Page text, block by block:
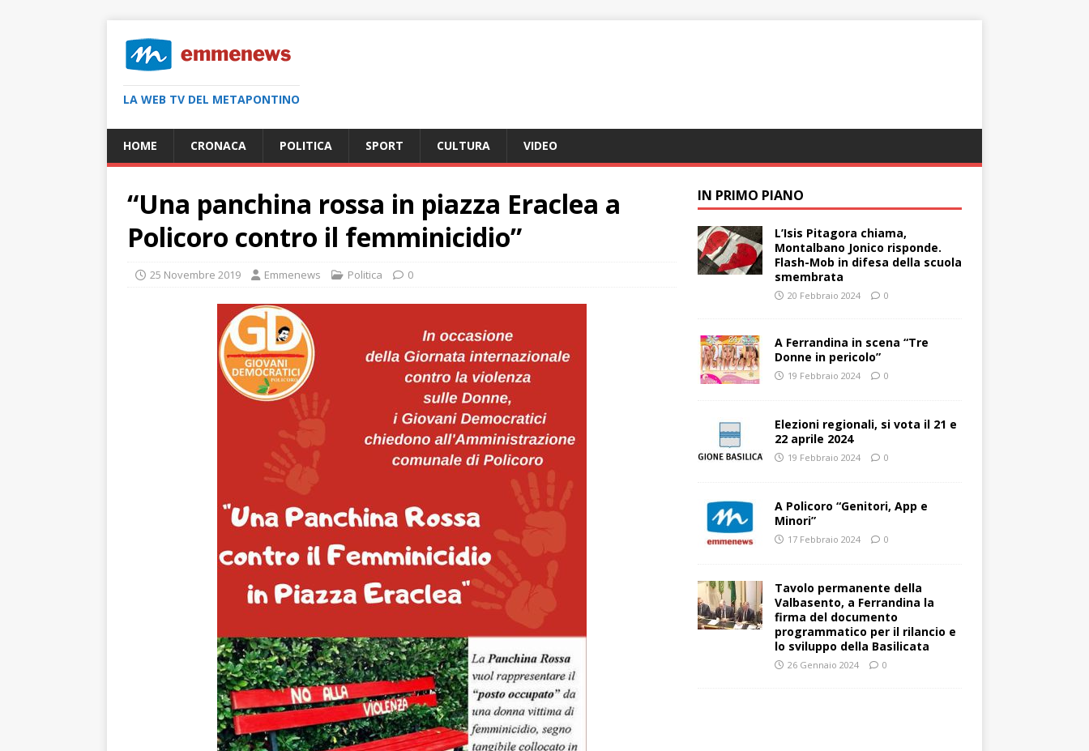
LA WEB TV DEL METAPONTINO
HOME CRONACA POLITICA SPORT CULTURA VIDEO
“Una panchina rossa in piazza Eraclea a
Policoro contro il femminicidio”
25 Novembre 2019 Emmenews Politica 0
IN PRIMO PIANO
L’Isis Pitagora chiama,
Montalbano Jonico risponde.
Flash-Mob in difesa della scuola
smembrata
20 Febbraio 2024 0
A Ferrandina in scena “Tre
Donne in pericolo”
19 Febbraio 2024 0
Elezioni regionali, si vota il 21 e
22 aprile 2024
19 Febbraio 2024 0
A Policoro “Genitori, App e
Minori”
17 Febbraio 2024 0
Tavolo permanente della
Valbasento, a Ferrandina la
firma del documento
programmatico per il rilancio e
lo sviluppo della Basilicata
26 Gennaio 2024 0